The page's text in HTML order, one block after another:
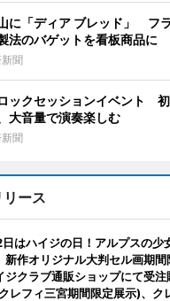
に「ディア ブレッド」 フ
法のバゲットを看板商品に
聞
ックセッションイベント
大音量で演奏楽しむ
聞
ース
日はハイジの日！アルプスの少
新作オリジナル大判セル画期間
ジクラブ通販ショップにて受注
レフィ三宮期間限定展示)、ク